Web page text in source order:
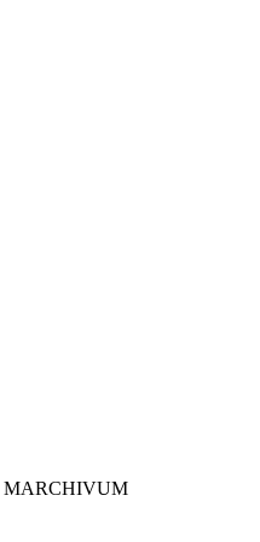
MARCHIVUM